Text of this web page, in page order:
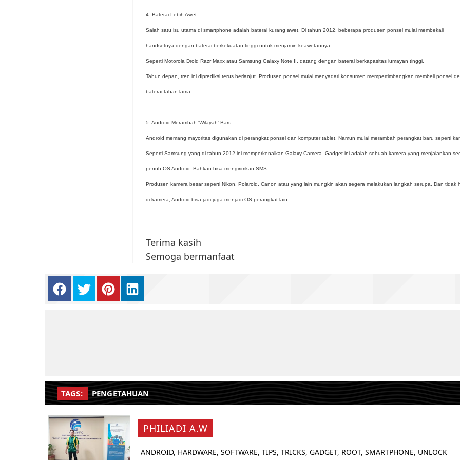
4. Baterai Lebih Awet
Salah satu isu utama di smartphone adalah baterai kurang awet. Di tahun 2012, beberapa produsen ponsel mulai membekali
handsetnya dengan baterai berkekuatan tinggi untuk menjamin keawetannya.
Seperti Motorola Droid Razr Maxx atau Samsung Galaxy Note II, datang dengan baterai berkapasitas lumayan tinggi.
Tahun depan, tren ini diprediksi terus berlanjut. Produsen ponsel mulai menyadari konsumen mempertimbangkan membeli ponsel
baterai tahan lama.
5. Android Merambah 'Wilayah' Baru
Android memang mayoritas digunakan di perangkat ponsel dan komputer tablet. Namun mulai merambah perangkat baru seperti
Seperti Samsung yang di tahun 2012 ini memperkenalkan Galaxy Camera. Gadget ini adalah sebuah kamera yang menjalankan
penuh OS Android. Bahkan bisa mengirimkan SMS.
Produsen kamera besar seperti Nikon, Polaroid, Canon atau yang lain mungkin akan segera melakukan langkah serupa. Dan tidak
di kamera, Android bisa jadi juga menjadi OS perangkat lain.
Terima kasih
Semoga bermanfaat
TAGS: PENGETAHUAN
PHILIADI A.W
ANDROID, HARDWARE, SOFTWARE, TIPS, TRICKS, GADGET, ROOT, SMARTPHONE, UNLOCK